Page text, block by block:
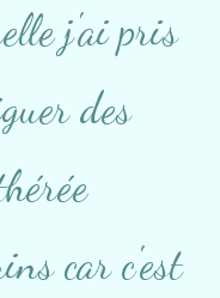
j'ai pris
des
car c'est